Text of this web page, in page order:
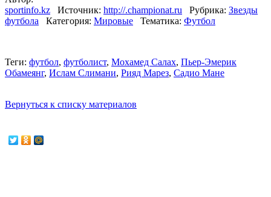
sportinfo.kz
Источник: http://.championat.ru Рубрика: Звезды
футбола
Категория: Мировые Тематика: Футбол
Теги: футбол, футболист, Мохамед Салах, Пьер-Эмерик
Обамеянг, Ислам Слимани, Рияд Марез, Садио Мане
Вернуться к списку материалов